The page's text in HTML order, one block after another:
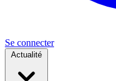
Se connecter
Actualité